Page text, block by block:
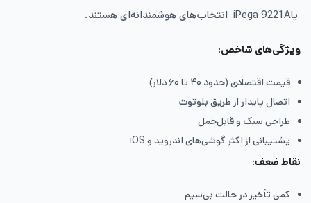
یاiPega 9221A انتخاب‌های هوشمندانه‌ای هستند.
ویژگی‌های شاخص:
قیمت اقتصادی (حدود ۴۰ تا ۶۰ دلار)
اتصال پایدار از طریق بلوتوث
طراحی سبک و قابل‌حمل
پشتیبانی از اکثر گوشی‌های اندروید و iOS
نقاط ضعف:
کمی تأخیر در حالت بی‌سیم